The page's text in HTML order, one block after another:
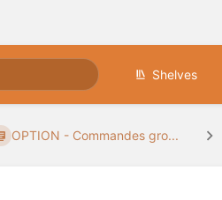
Shelves
OPTION - Commandes gro...